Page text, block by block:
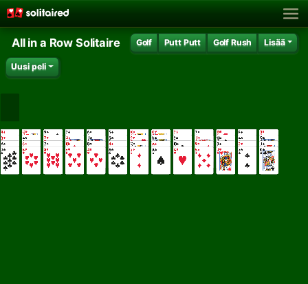
All in a Row Solitaire Golf Putt Putt Golf Rush Lisää
Uusi peli